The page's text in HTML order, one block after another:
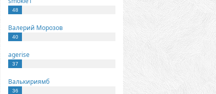
48
Валерий Морозов
40
agerise
37
Валькириямб
36